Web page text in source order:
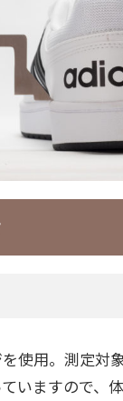
使用。測定対
いますので、